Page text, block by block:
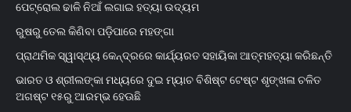
ପେଟ୍ରୋଲ ଢାଳି ନିଆଁ ଲଗାଇ ହତ୍ୟା ଉଦ୍ୟମ
ରୁଷରୁ ତେଲ କିଣିବା ପଡ଼ିପାରେ ମହଙ୍ଗା
ପ୍ରାଥମିକ ସ୍ୱାସ୍ଥ୍ୟ କେନ୍ଦ୍ରରେ କାର୍ଯ୍ୟରତ ସହାୟିକା ଆତ୍ମହତ୍ୟା କରିଛନ୍ତି
ଭାରତ ଓ ଶ୍ରୀଲଙ୍କା ମଧ୍ୟରେ ଦୁଇ ମ୍ୟାଚ ବିଶିଷ୍ଟ ଟେଷ୍ଟ ଶୃଙ୍ଖଳା ଚଳିତ
ଅଗଷ୍ଟ ୧୫ରୁ ଆରମ୍ଭ ହେଊଛି